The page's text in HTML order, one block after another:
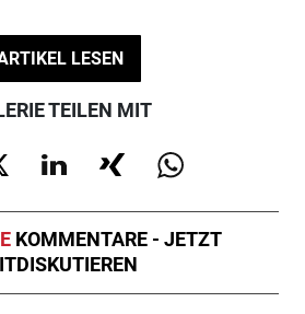
LESEN
TEILEN MIT
KOMMENTARE - JETZT